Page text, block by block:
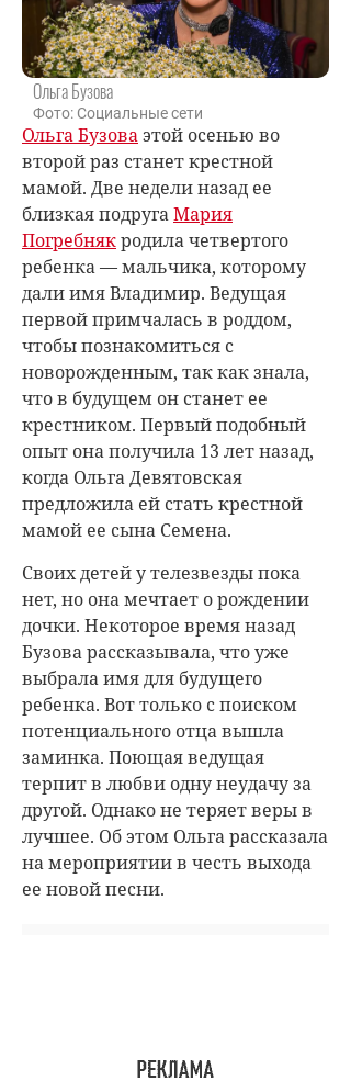
Ольга Бузова
Фото: Социальные сети
Ольга Бузоваэтой осенью во
второй раз станет крестной
мамой. Две недели назад ее
близкая подругаМария
Погребнякродила четвертого
ребенка — мальчика, которому
дали имя Владимир. Ведущая
первой примчалась в роддом,
чтобы познакомиться с
новорожденным, так как знала,
что в будущем он станет ее
крестником. Первый подобный
опыт она получила 13 лет назад,
когда Ольга Девятовская
предложила ей стать крестной
мамой ее сына Семена.
Своих детей у телезвезды пока
нет, но она мечтает о рождении
дочки. Некоторое время назад
Бузова рассказывала, что уже
выбрала имя для будущего
ребенка. Вот только с поиском
потенциального отца вышла
заминка. Поющая ведущая
терпит в любви одну неудачу за
другой. Однако не теряет веры в
лучшее. Об этом Ольга рассказала
на мероприятии в честь выхода
ее новой песни.